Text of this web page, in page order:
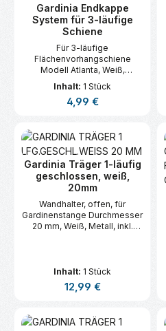
Gardinia Endkappe
System für 3-läufige
Schiene
Für 3-läufige
Flächenvorhangschiene
Modell Atlanta, Weiß,
Kunststoff, mit Ausklinkung
für X-Gleiter
Inhalt: 1 Stück
Regulärer Preis:
4,99 €
Gardinia Träger 1-läufig
geschlossen, weiß,
20mm
Wandhalter, offen, für
Gardinenstange Durchmesser
20 mm, Weiß, Metall, inkl.
Inhalt: 1 Stück
Regulärer Preis:
12,99 €